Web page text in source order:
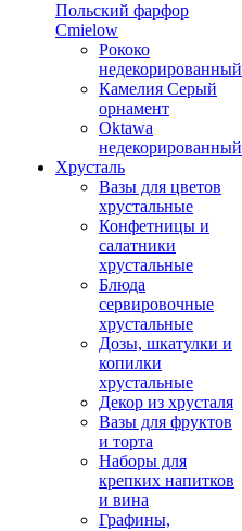
Польский фарфор
Сmielow
Рококо
недекорированный
Камелия Серый
орнамент
Oktawa
недекорированный
Хрусталь
Вазы для цветов
хрустальные
Конфетницы и
салатники
хрустальные
Блюда
сервировочные
хрустальные
Дозы, шкатулки и
копилки
хрустальные
Декор из хрусталя
Вазы для фруктов
и торта
Наборы для
крепких напитков
и вина
Графины,